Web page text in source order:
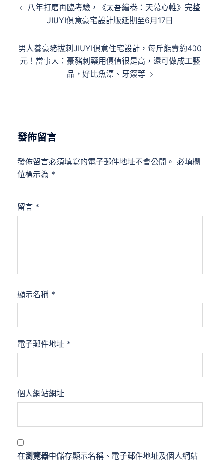
八年打磨再臨考驗，《太吾繪卷：天幕心帷》完整
JIUYI俱意豪宅設計版延期至6月17日
男人養豪豬拔刺JIUYI俱意住宅設計，每斤能賣約400
元！當事人：豪豬刺藥用價值很是高，還可做成工藝
品，好比魚漂、牙簽等
發佈留言
發佈留言必須填寫的電子郵件地址不會公開。 必填欄
位標示為 *
留言 *
顯示名稱 *
電子郵件地址 *
個人網站網址
在瀏覽器中儲存顯示名稱、電子郵件地址及個人網站